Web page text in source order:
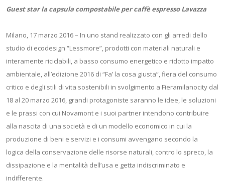
Guest star la capsula compostabile per caffè espresso Lavazza
Milano, 17 marzo 2016 – In uno stand realizzato con gli arredi dello
studio di ecodesign “Lessmore”, prodotti con materiali naturali e
interamente riciclabili, a basso consumo energetico e ridotto impatto
ambientale, all’edizione 2016 di “Fa’ la cosa giusta”, fiera del consumo
critico e degli stili di vita sostenibili in svolgimento a Fieramilanocity dal
18 al 20 marzo 2016, grandi protagoniste saranno le idee, le soluzioni
e le prassi con cui Novamont e i suoi partner intendono contribuire
alla nascita di una società e di un modello economico in cui la
produzione di beni e servizi e i consumi avvengano secondo la
logica della conservazione delle risorse naturali, contro lo spreco, la
dissipazione e la mentalità dell’usa e getta indiscriminato e
indifferente.